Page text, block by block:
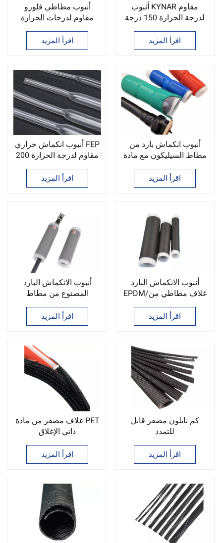
أنبوب مطاطي فلورو
مقاوم لدرجات الحرارة
العالية حتى 200 درجة
مئوية
اقرأ المزيد
أنبوب KYNAR مقاوم
لدرجة الحرارة 150 درجة
مئوية
اقرأ المزيد
أنبوب انكماش حراري FEP
مقاوم لدرجة الحرارة 200
درجة مئوية
اقرأ المزيد
أنبوب انكماش بارد من
مطاط السيليكون مع مادة
لاصقة في الداخل
اقرأ المزيد
أنبوب الانكماش البارد
المصنوع من مطاط
السيليكون للاتصالات
اقرأ المزيد
أنبوب الانكماش البارد
EPDM/غلاف مطاطي من
إيثيلين بروبيلين ديين
مونومر (EPDM)
اقرأ المزيد
غلاف مضفر من مادة PET
ذاتي الإغلاق
اقرأ المزيد
كم نايلون مضفر قابل
للتمدد
اقرأ المزيد